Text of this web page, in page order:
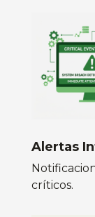
Alertas
críticos.